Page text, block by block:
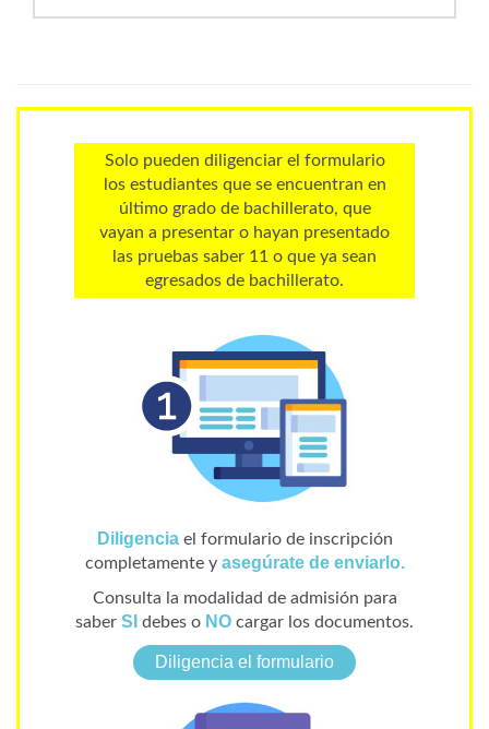
Solo pueden diligenciar el formulario
los estudiantes que se encuentran en
último grado de bachillerato, que
vayan a presentar o hayan presentado
las pruebas saber 11 o que ya sean
egresados de bachillerato.
Diligenciael formulario de inscripción
completamente y asegúrate de enviarlo.
Consulta la modalidad de admisión para
saber SI debes o NO cargar los documentos.
Diligencia el formulario